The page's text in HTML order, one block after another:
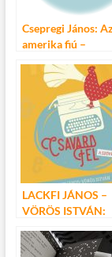
Csepregi János:
amerika fiú –
LACKFI JÁNOS –
VÖRÖS ISTVÁN: